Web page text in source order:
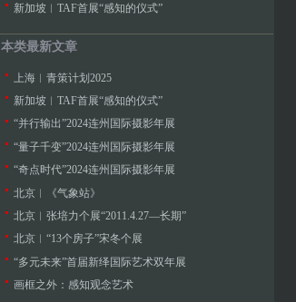
新加坡︱TAF首展“感知的仪式”
本类最新文章
上海︱青策计划2025
新加坡︱TAF首展“感知的仪式”
“并行输出”2024连州国际摄影年展
“量子千变”2024连州国际摄影年展
“奇点时代”2024连州国际摄影年展
北京︱《气象站》
北京︱张培力个展“2011.4.27—长期”
北京︱“13个房子”宋冬个展
“多元未来”首届新绎国际艺术双年展
画框之外：感知观念艺术